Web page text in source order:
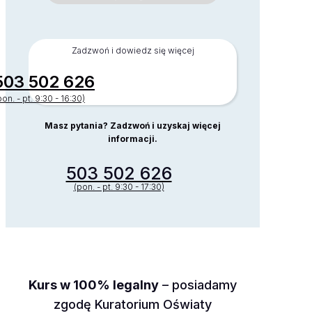
Zadzwoń i dowiedz się więcej
502 626
- pt. 9:30 - 16:30)
Masz pytania? Zadzwoń i uzyskaj więcej
informacji.
503 502 626
(pon. - pt. 9:30 - 17:30)
Kurs w 100% legalny – posiadamy
zgodę Kuratorium Oświaty